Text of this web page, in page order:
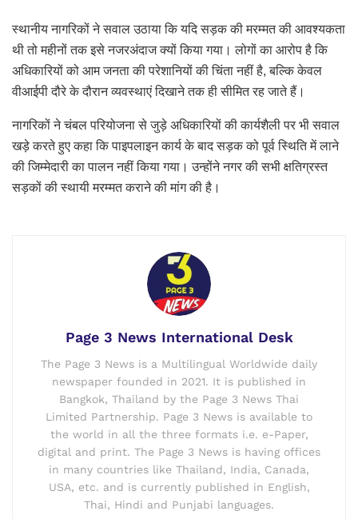
स्थानीय नागरिकों ने सवाल उठाया कि यदि सड़क की मरम्मत की आवश्यकता
थी तो महीनों तक इसे नजरअंदाज क्यों किया गया। लोगों का आरोप है कि
अधिकारियों को आम जनता की परेशानियों की चिंता नहीं है, बल्कि केवल
वीआईपी दौरे के दौरान व्यवस्थाएं दिखाने तक ही सीमित रह जाते हैं।
नागरिकों ने चंबल परियोजना से जुड़े अधिकारियों की कार्यशैली पर भी सवाल
खड़े करते हुए कहा कि पाइपलाइन कार्य के बाद सड़क को पूर्व स्थिति में लाने
की जिम्मेदारी का पालन नहीं किया गया। उन्होंने नगर की सभी क्षतिग्रस्त
सड़कों की स्थायी मरम्मत कराने की मांग की है।
Page 3 News International Desk
The Page 3 News is a Multilingual Worldwide daily
newspaper founded in 2021. It is published in
Bangkok, Thailand by the Page 3 News Thai
Limited Partnership. Page 3 News is available to
the world in all the three formats i.e. e-Paper,
digital and print. The Page 3 News is having offices
in many countries like Thailand, India, Canada,
USA, etc. and is currently published in English,
Thai, Hindi and Punjabi languages.